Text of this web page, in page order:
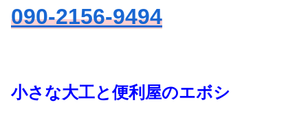
090-2156-9494
小さな大工と便利屋のエボシ